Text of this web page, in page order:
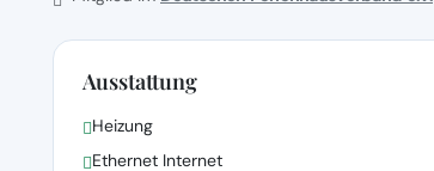
Ausstattung
Heizung
Ethernet Internet